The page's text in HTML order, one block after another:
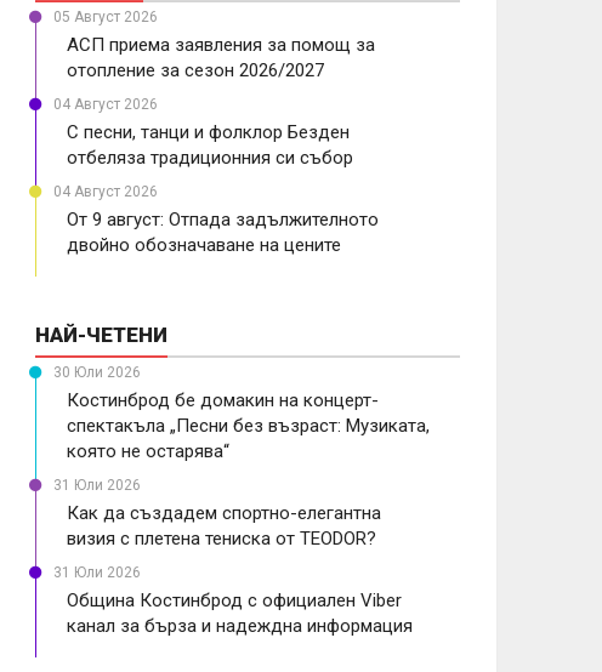
05 Август 2026
АСП приема заявления за помощ за
отопление за сезон 2026/2027
04 Август 2026
С песни, танци и фолклор Безден
отбеляза традиционния си събор
04 Август 2026
От 9 август: Отпада задължителното
двойно обозначаване на цените
НАЙ-ЧЕТЕНИ
30 Юли 2026
Костинброд бе домакин на концерт-
спектакъла „Песни без възраст: Музиката,
която не остарява“
31 Юли 2026
Как да създадем спортно-елегантна
визия с плетена тениска от TEODOR?
31 Юли 2026
Община Костинброд с официален Viber
канал за бърза и надеждна информация